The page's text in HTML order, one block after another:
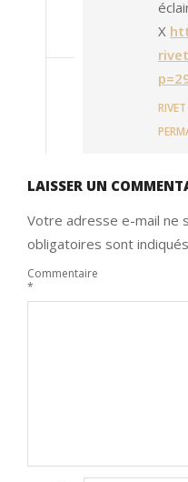
X
RIVET
LAISSER UN
Votre adresse e-mail ne
obligatoires sont
Commentaire
*